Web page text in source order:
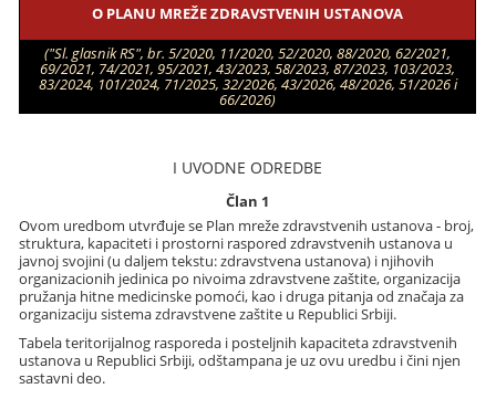
O PLANU MREŽE ZDRAVSTVENIH USTANOVA
("Sl. glasnik RS", br. 5/2020, 11/2020, 52/2020, 88/2020, 62/2021,
69/2021, 74/2021, 95/2021, 43/2023, 58/2023, 87/2023, 103/2023,
83/2024, 101/2024, 71/2025, 32/2026, 43/2026, 48/2026, 51/2026 i
66/2026)
I UVODNE ODREDBE
Član 1
Ovom uredbom utvrđuje se Plan mreže zdravstvenih ustanova - broj,
struktura, kapaciteti i prostorni raspored zdravstvenih ustanova u
javnoj svojini (u daljem tekstu: zdravstvena ustanova) i njihovih
organizacionih jedinica po nivoima zdravstvene zaštite, organizacija
pružanja hitne medicinske pomoći, kao i druga pitanja od značaja za
organizaciju sistema zdravstvene zaštite u Republici Srbiji.
Tabela teritorijalnog rasporeda i posteljnih kapaciteta zdravstvenih
ustanova u Republici Srbiji, odštampana je uz ovu uredbu i čini njen
sastavni deo.